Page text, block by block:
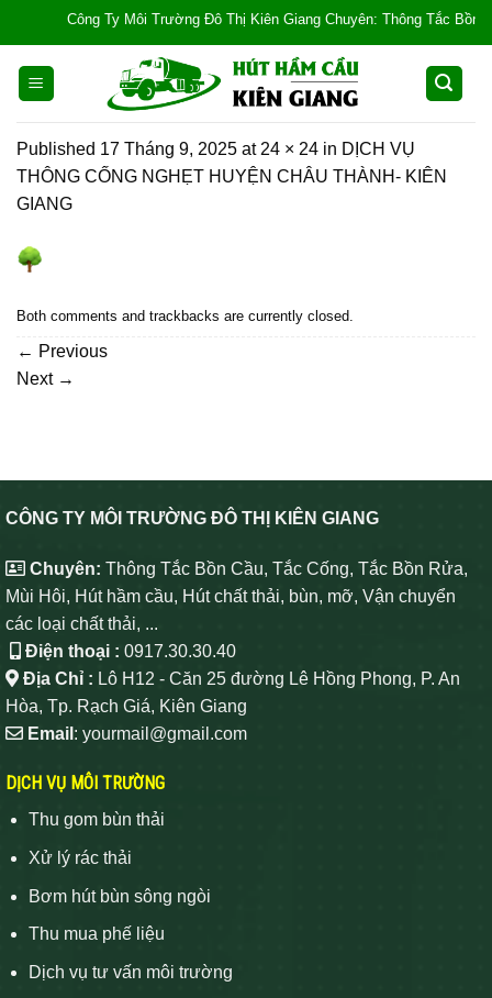
content
Công Ty Môi Trường Đô Thị Kiên Giang Chuyên: Thông Tắc Bồn
Published 17 Tháng 9, 2025 at 24 × 24 in DỊCH VỤ
THÔNG CỐNG NGHẸT HUYỆN CHÂU THÀNH- KIÊN
GIANG
Both comments and trackbacks are currently closed.
← Previous
Next →
CÔNG TY MÔI TRƯỜNG ĐÔ THỊ KIÊN GIANG
Chuyên: Thông Tắc Bồn Cầu, Tắc Cống, Tắc Bồn Rửa,
Mùi Hôi, Hút hầm cầu, Hút chất thải, bùn, mỡ, Vận chuyển
các loại chất thải, ...
Điện thoại : 0917.30.30.40
Địa Chỉ : Lô H12 - Căn 25 đường Lê Hồng Phong, P. An
Hòa, Tp. Rạch Giá, Kiên Giang
Email : yourmail@gmail.com
DỊCH VỤ MÔI TRƯỜNG
Thu gom bùn thải
Xử lý rác thải
Bơm hút bùn sông ngòi
Thu mua phế liệu
Dịch vụ tư vấn môi trường